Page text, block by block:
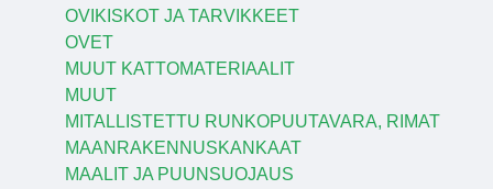
OVIKISKOT JA TARVIKKEET
OVET
MUUT KATTOMATERIAALIT
MUUT
MITALLISTETTU RUNKOPUUTAVARA, RIMAT
MAANRAKENNUSKANKAAT
MAALIT JA PUUNSUOJAUS